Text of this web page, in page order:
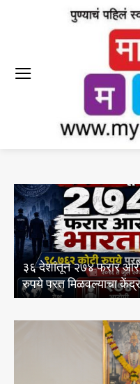
आयआयएमसी द्वारे
अभ्यासक्रमांसाठी
आयोजन